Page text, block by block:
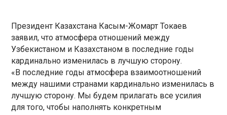
Президент Казахстана Касым-Жомарт Токаев
заявил, что атмосфера отношений между
Узбекистаном и Казахстаном в последние годы
кардинально изменилась в лучшую сторону.
«В последние годы атмосфера взаимоотношений
между нашими странами кардинально изменилась в
лучшую сторону. Мы будем прилагать все усилия
для того, чтобы наполнять конкретным